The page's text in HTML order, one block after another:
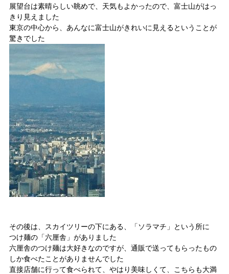
展望台は素晴らしい眺めで、天気もよかったので、富士山がはっ
きり見えました
東京の中心から、あんなに富士山がきれいに見えるということが
驚きでした
その後は、スカイツリーの下にある、「ソラマチ」という所に
つけ麺の「六厘舎」がありました
六厘舎のつけ麺は大好きなのですが、通販で送ってもらったもの
しか食べたことがありませんでした
直接店舗に行って食べられて、やはり美味しくて、こちらも大満